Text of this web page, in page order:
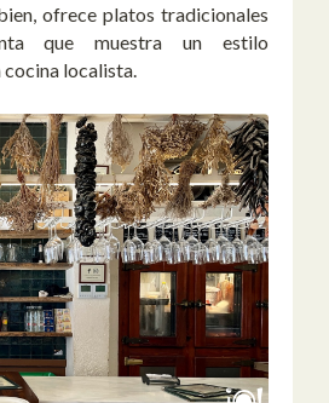
ofrece platos tradicionales
que muestra un estilo
localista.